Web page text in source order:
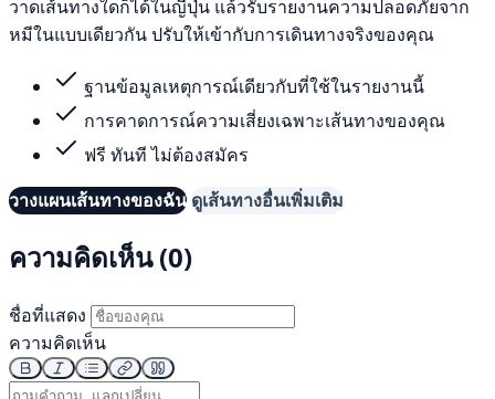
วาดเส้นทางใดก็ได้ในญี่ปุ่น แล้วรับรายงานความปลอดภัยจาก
หมีในแบบเดียวกัน ปรับให้เข้ากับการเดินทางจริงของคุณ
ฐานข้อมูลเหตุการณ์เดียวกับที่ใช้ในรายงานนี้
การคาดการณ์ความเสี่ยงเฉพาะเส้นทางของคุณ
ฟรี ทันที ไม่ต้องสมัคร
วางแผนเส้นทางของฉัน ดูเส้นทางอื่นเพิ่มเติม
ความคิดเห็น (0)
ชื่อที่แสดง
ความคิดเห็น